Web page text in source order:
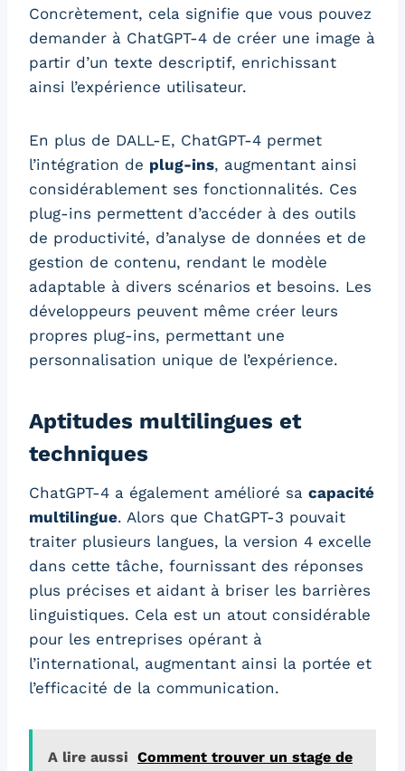
Concrètement, cela signifie que vous pouvez
demander à ChatGPT-4 de créer une image à
partir d’un texte descriptif, enrichissant
ainsi l’expérience utilisateur.
En plus de DALL-E, ChatGPT-4 permet
l’intégration de plug-ins, augmentant ainsi
considérablement ses fonctionnalités. Ces
plug-ins permettent d’accéder à des outils
de productivité, d’analyse de données et de
gestion de contenu, rendant le modèle
adaptable à divers scénarios et besoins. Les
développeurs peuvent même créer leurs
propres plug-ins, permettant une
personnalisation unique de l’expérience.
Aptitudes multilingues et
techniques
ChatGPT-4 a également amélioré sa capacité
multilingue. Alors que ChatGPT-3 pouvait
traiter plusieurs langues, la version 4 excelle
dans cette tâche, fournissant des réponses
plus précises et aidant à briser les barrières
linguistiques. Cela est un atout considérable
pour les entreprises opérant à
l’international, augmentant ainsi la portée et
l’efficacité de la communication.
A lire aussi Comment trouver un stage de